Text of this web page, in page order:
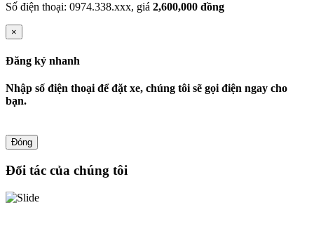
Số điện thoại: 0974.338.xxx, giá 2,600,000 đồng
×
Đăng ký nhanh
Nhập số điện thoại để đặt xe, chúng tôi sẽ gọi điện ngay cho
bạn.
Đóng
Đối tác của chúng tôi